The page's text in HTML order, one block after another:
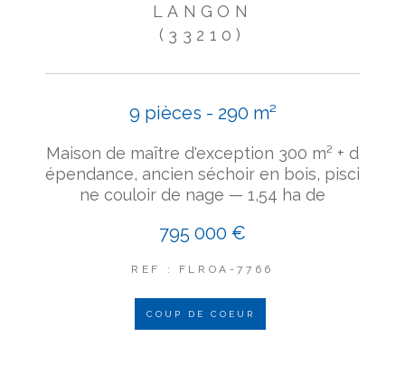
LANGON
(33210)
9 pièces - 290 m²
Maison de maître d'exception 300 m² + d
épendance, ancien séchoir en bois, pisci
ne couloir de nage — 1,54 ha de
795 000 €
REF : FLROA-7766
COUP DE COEUR